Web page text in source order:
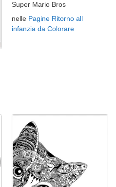
Super Mario Bros
nelle Pagine Ritorno all
infanzia da Colorare